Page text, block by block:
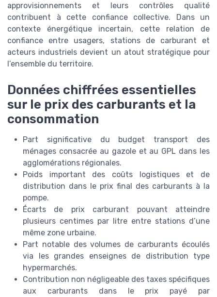
approvisionnements et leurs contrôles qualité
contribuent à cette confiance collective. Dans un
contexte énergétique incertain, cette relation de
confiance entre usagers, stations de carburant et
acteurs industriels devient un atout stratégique pour
l’ensemble du territoire.
Données chiffrées essentielles
sur le prix des carburants et la
consommation
Part significative du budget transport des
ménages consacrée au gazole et au GPL dans les
agglomérations régionales.
Poids important des coûts logistiques et de
distribution dans le prix final des carburants à la
pompe.
Écarts de prix carburant pouvant atteindre
plusieurs centimes par litre entre stations d’une
même zone urbaine.
Part notable des volumes de carburants écoulés
via les grandes enseignes de distribution type
hypermarchés.
Contribution non négligeable des taxes spécifiques
aux carburants dans le prix payé par